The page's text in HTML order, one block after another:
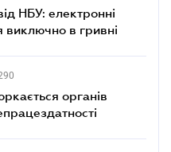
НБУ: електронні
виключно в гривні
органів